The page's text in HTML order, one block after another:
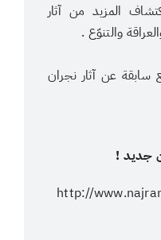
المزيد من آثار
والتنوّع .
سابقة عن آثار نجران
جديد !
http://